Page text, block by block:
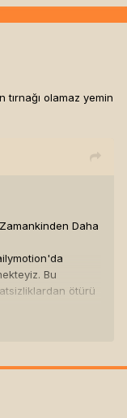
olamaz yemin
Daha
Bu
ötürü
ziyaret edebilir
gönderilen 7